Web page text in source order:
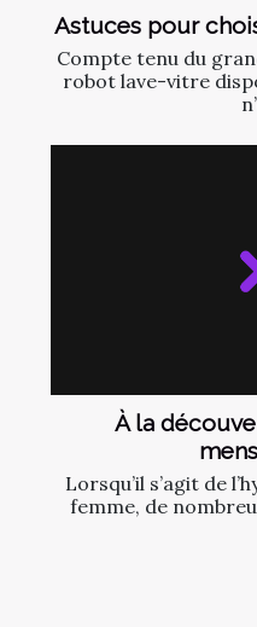
Astuces pour
Compte tenu du
robot lave-vitre
À la
Lorsqu’il s’agit de
femme, de